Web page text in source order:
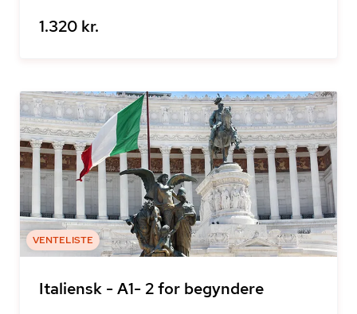
1.320 kr.
VENTELISTE
Italiensk - A1- 2 for begyndere